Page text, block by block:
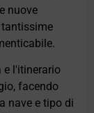
nuove
tantissime
e l'itinerario
facendo
nave e tipo di